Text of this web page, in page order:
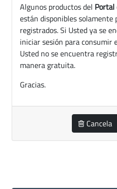
Algunos productos del Portal
están disponibles solamente
registrados. Si Usted ya se
iniciar sesión para consumir
Usted no se encuentra
manera gratuita.
Gracias.
Cancela